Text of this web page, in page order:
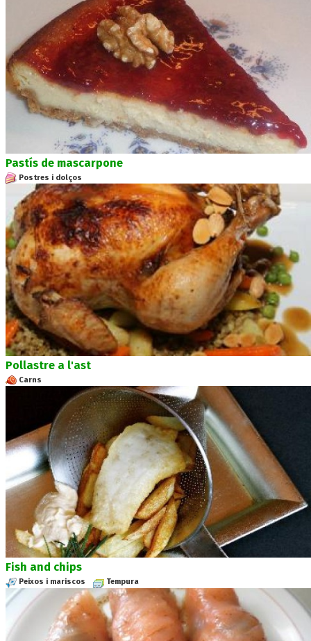
Pastís de mascarpone
Postres i dolços
Pollastre a l'ast
Carns
Fish and chips
Peixos i mariscos Tempura